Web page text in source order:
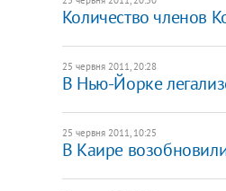
Количество членов
25 червня 2011, 20:28
В Нью-Йорке
25 червня 2011, 10:25
В Каире